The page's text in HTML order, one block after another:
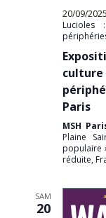
20/09/
culture
Paris
MSH
Plaine
populaire
réduite,
SAM
20